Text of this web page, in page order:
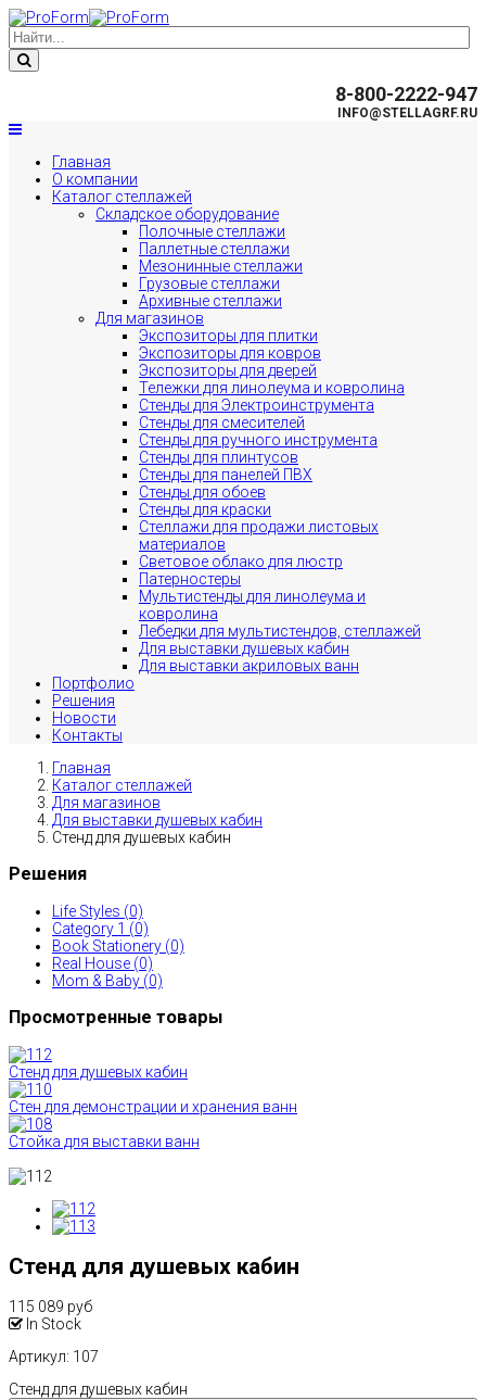
8-800-2222-947
INFO@STELLAGRF.RU
Главная
О компании
Каталог стеллажей
Складское оборудование
Полочные стеллажи
Паллетные стеллажи
Мезонинные стеллажи
Грузовые стеллажи
Архивные стеллажи
Для магазинов
Экспозиторы для плитки
Экспозиторы для ковров
Экспозиторы для дверей
Тележки для линолеума и ковролина
Стенды для Электроинструмента
Стенды для смесителей
Стенды для ручного инструмента
Стенды для плинтусов
Стенды для панелей ПВХ
Стенды для обоев
Стенды для краски
Стеллажи для продажи листовых
материалов
Световое облако для люстр
Патерностеры
Мультистенды для линолеума и
ковролина
Лебедки для мультистендов, стеллажей
Для выставки душевых кабин
Для выставки акриловых ванн
Портфолио
Решения
Новости
Контакты
Главная
Каталог стеллажей
Для магазинов
Для выставки душевых кабин
Стенд для душевых кабин
Решения
Life Styles (0)
Category 1 (0)
Book Stationery (0)
Real House (0)
Mom & Baby (0)
Просмотренные товары
Стенд для душевых кабин
Стен для демонстрации и хранения ванн
Стойка для выставки ванн
Стенд для душевых кабин
115 089 руб
In Stock
Артикул: 107
Стенд для душевых кабин